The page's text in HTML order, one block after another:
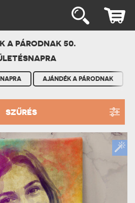
A PÁRODNAK 50.
AJÁNDÉK A PÁRODNAK
SZŰRÉS